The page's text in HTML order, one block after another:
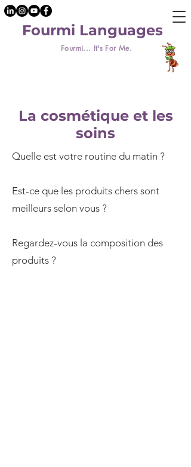
Fourmi... It's For Me.
Fourmi Languages
La cosmétique et les
soins
Quelle est votre routine du matin ?
Est-ce que les produits chers sont
meilleurs selon vous ?
Regardez-vous la composition des
produits ?